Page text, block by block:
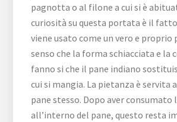
pagnotta o al filone a cui si è
curiosità su questa portata è il
viene usato come un vero e
senso che la forma schiacciata e la
fanno si che il pane indiano
cui si mangia. La pietanza è servita
pane stesso. Dopo aver consumato
all’interno del pane, questo resta